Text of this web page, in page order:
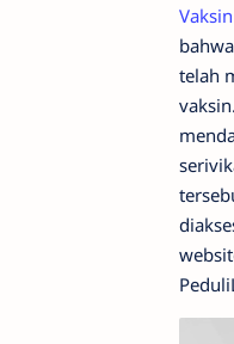
Vaksin
telah